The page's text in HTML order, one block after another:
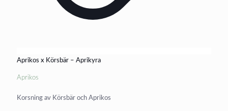
Aprikos x Körsbär – Aprikyra
Aprikos
Korsning av Körsbär och Aprikos